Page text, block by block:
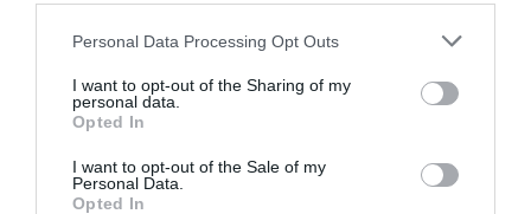
Personal Data Processing Opt Outs
I want to opt-out of the Sharing of my
personal data.
Opted In
I want to opt-out of the Sale of my
Personal Data.
Opted In